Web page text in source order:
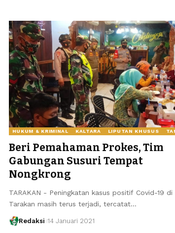
HUKUM & KRIMINAL KALTARA LIPUTAN KHUSUS
Beri Pemahaman Prokes, Tim
Gabungan Susuri Tempat
Nongkrong
TARAKAN - Peningkatan kasus positif Covid-19 di
Tarakan masih terus terjadi, tercatat…
Redaksi 14 Januari 2021